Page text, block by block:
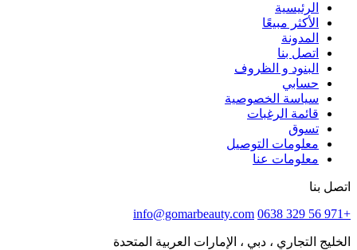
الرئيسية
الأكثر مبيعًا
المدونة
اتصل بنا
البنود و الظروف
حسابي
سياسة الخصوصية
قائمة الرغبات
تسوق
معلومات التوصيل
معلومات عنا
اتصل بنا
+971 56 329 0638
info@gomarbeauty.com
الخليج التجاري ، دبي ، الإمارات العربية المتحدة